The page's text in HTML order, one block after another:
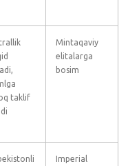
taklif
Mintaqaviy
elitalarga
bosim
Imperial